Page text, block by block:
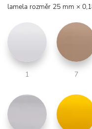
lamela rozměr 25 mm ×
1 7